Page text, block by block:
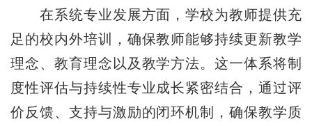
在系统专业发展方面，学校为教师提供充
足的校内外培训，确保教师能够持续更新教学
理念、教育理念以及教学方法。这一体系将制
度性评估与持续性专业成长紧密结合，通过评
价反馈、支持与激励的闭环机制，确保教学质